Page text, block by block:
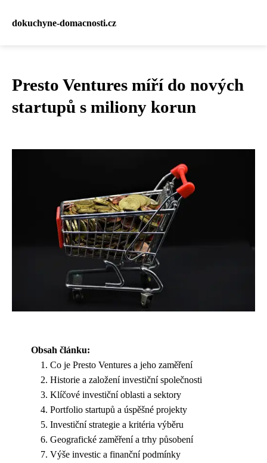
dokuchyne-domacnosti.cz
Presto Ventures míří do nových
startupů s miliony korun
Obsah článku:
Co je Presto Ventures a jeho zaměření
Historie a založení investiční společnosti
Klíčové investiční oblasti a sektory
Portfolio startupů a úspěšné projekty
Investiční strategie a kritéria výběru
Geografické zaměření a trhy působení
Výše investic a finanční podmínky